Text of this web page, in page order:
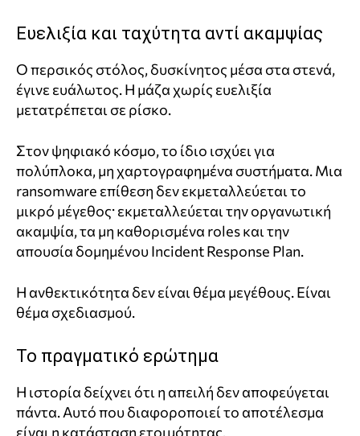
Ευελιξία και ταχύτητα αντί ακαμψίας
Ο περσικός στόλος, δυσκίνητος μέσα στα στενά,
έγινε ευάλωτος. Η μάζα χωρίς ευελιξία
μετατρέπεται σε ρίσκο.
Στον ψηφιακό κόσμο, το ίδιο ισχύει για
πολύπλοκα, μη χαρτογραφημένα συστήματα. Μια
ransomware επίθεση δεν εκμεταλλεύεται το
μικρό μέγεθος· εκμεταλλεύεται την οργανωτική
ακαμψία, τα μη καθορισμένα roles και την
απουσία δομημένου Incident Response Plan.
Η ανθεκτικότητα δεν είναι θέμα μεγέθους. Είναι
θέμα σχεδιασμού.
Το πραγματικό ερώτημα
Η ιστορία δείχνει ότι η απειλή δεν αποφεύγεται
πάντα. Αυτό που διαφοροποιεί το αποτέλεσμα
είναι η κατάσταση ετοιμότητας.